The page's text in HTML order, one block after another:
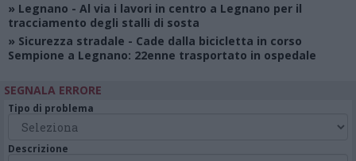
» Legnano - Al via i lavori in centro a Legnano per il
tracciamento degli stalli di sosta
» Sicurezza stradale - Cade dalla bicicletta in corso
Sempione a Legnano: 22enne trasportato in ospedale
SEGNALA ERRORE
Tipo di problema
Descrizione